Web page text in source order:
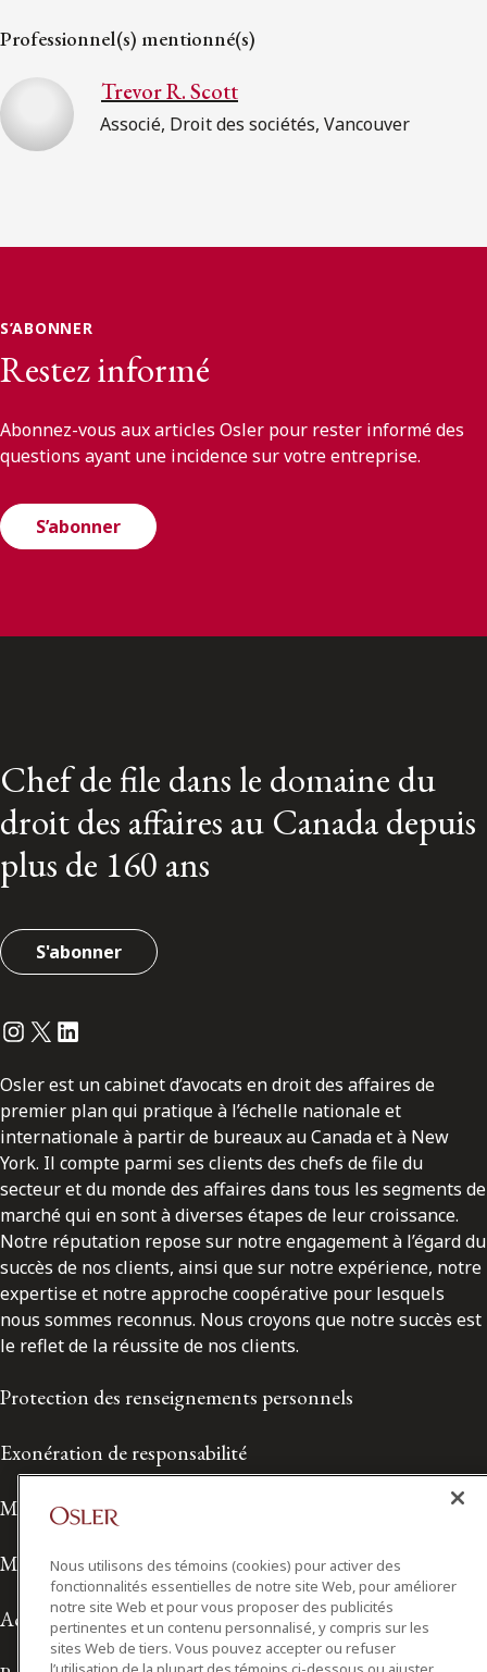
Professionnel(s) mentionné(s)
Trevor R. Scott
Associé, Droit des sociétés, Vancouver
S’ABONNER
Restez informé
Abonnez-vous aux articles Osler pour rester informé des
questions ayant une incidence sur votre entreprise.
S’abonner
Chef de file dans le domaine du
droit des affaires au Canada depuis
plus de 160 ans
S'abonner
Instagram
Twitter
LinkedIn
Osler est un cabinet d’avocats en droit des affaires de
premier plan qui pratique à l’échelle nationale et
internationale à partir de bureaux au Canada et à New
York. Il compte parmi ses clients des chefs de file du
secteur et du monde des affaires dans tous les segments de
marché qui en sont à diverses étapes de leur croissance.
Notre réputation repose sur notre engagement à l’égard du
succès de nos clients, ainsi que sur notre expérience, notre
expertise et notre approche coopérative pour lesquels
nous sommes reconnus. Nous croyons que notre succès est
le reflet de la réussite de nos clients.
Protection des renseignements personnels
Exonération de responsabilité
Modalités de prestation de services
Modalités d'utilisation
Accessibilité
Nous utilisons des témoins (cookies) pour activer des
fonctionnalités essentielles de notre site Web, pour améliorer
notre site Web et pour vous proposer des publicités
pertinentes et un contenu personnalisé, y compris sur les
sites Web de tiers. Vous pouvez accepter ou refuser